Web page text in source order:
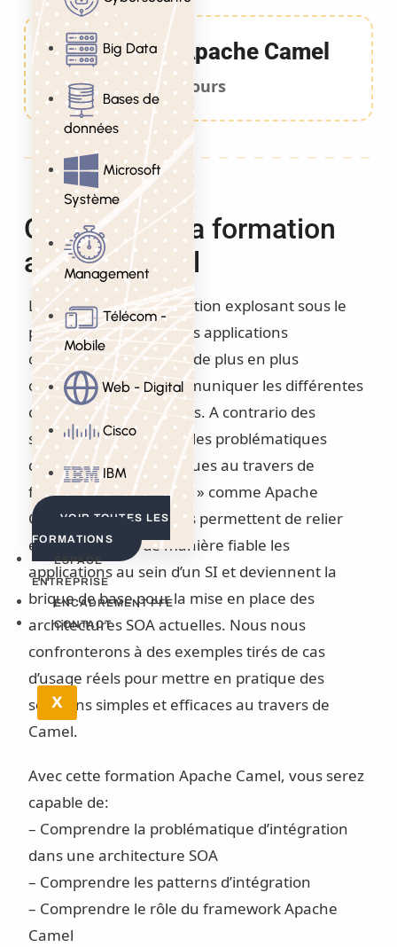
Big Data
Bases de
données
Microsoft
Système
Management
Télécom -
Mobile
Web - Digital
Cisco
IBM
VOIR TOUTES LES
FORMATIONS
ESPACE
ENTREPRISE
ENCADREMENT PFE
CONTACT
X
Formation Apache Camel
3 Jours
Objectifs de la formation
apache camel
Les systèmes d’information explosant sous le
poids des services et des applications
développées, il devient de plus en plus
complexe de faire communiquer les différentes
composantes entre elles. A contrario des
solutions précédentes, les problématiques
d’intégration sont résolues au travers de
frameworks dit « légers » comme Apache
Camel. Ces frameworks permettent de relier
efficacement et de manière fiable les
applications au sein d’un SI et deviennent la
brique de base pour la mise en place des
architectures SOA actuelles. Nous nous
confronterons à des exemples tirés de cas
d’usage réels pour mettre en pratique des
solutions simples et efficaces au travers de
Camel.
Avec cette formation Apache Camel, vous serez
capable de:
– Comprendre la problématique d’intégration
dans une architecture SOA
– Comprendre les patterns d’intégration
– Comprendre le rôle du framework Apache
Camel